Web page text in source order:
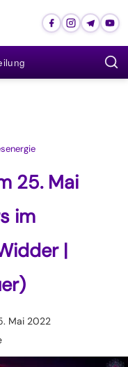
25. Mai
im
|
Mai 2022